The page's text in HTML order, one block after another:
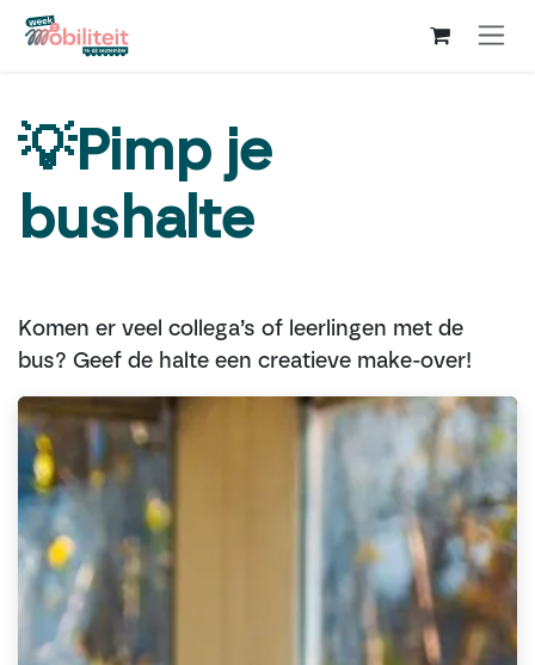
Overslaan naar inhoud
💡Pimp je
bushalte
Komen er veel collega’s of leerlingen met de
bus? Geef de halte een creatieve make-over!